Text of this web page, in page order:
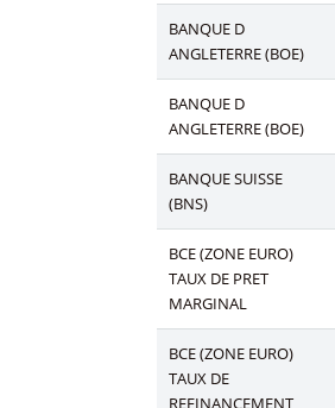
BANQUE D
ANGLETERRE (BOE)
BANQUE D
ANGLETERRE (BOE)
BANQUE SUISSE
(BNS)
BCE (ZONE EURO)
TAUX DE PRET
MARGINAL
BCE (ZONE EURO)
TAUX DE
REFINANCEMENT